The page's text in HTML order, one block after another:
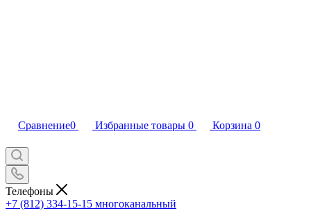
Сравнение0 Избранные товары 0 Корзина 0
Телефоны
+7 (812) 334-15-15 многоканальный